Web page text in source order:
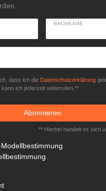
NACHNAME
dass ich die Daten­schutz­erklärung
kann ich jederzeit widerrufen.**
Abonnieren
** Hierbei handelt es sich